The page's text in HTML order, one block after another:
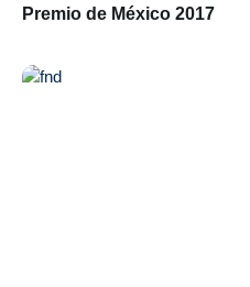
Premio de México 2017